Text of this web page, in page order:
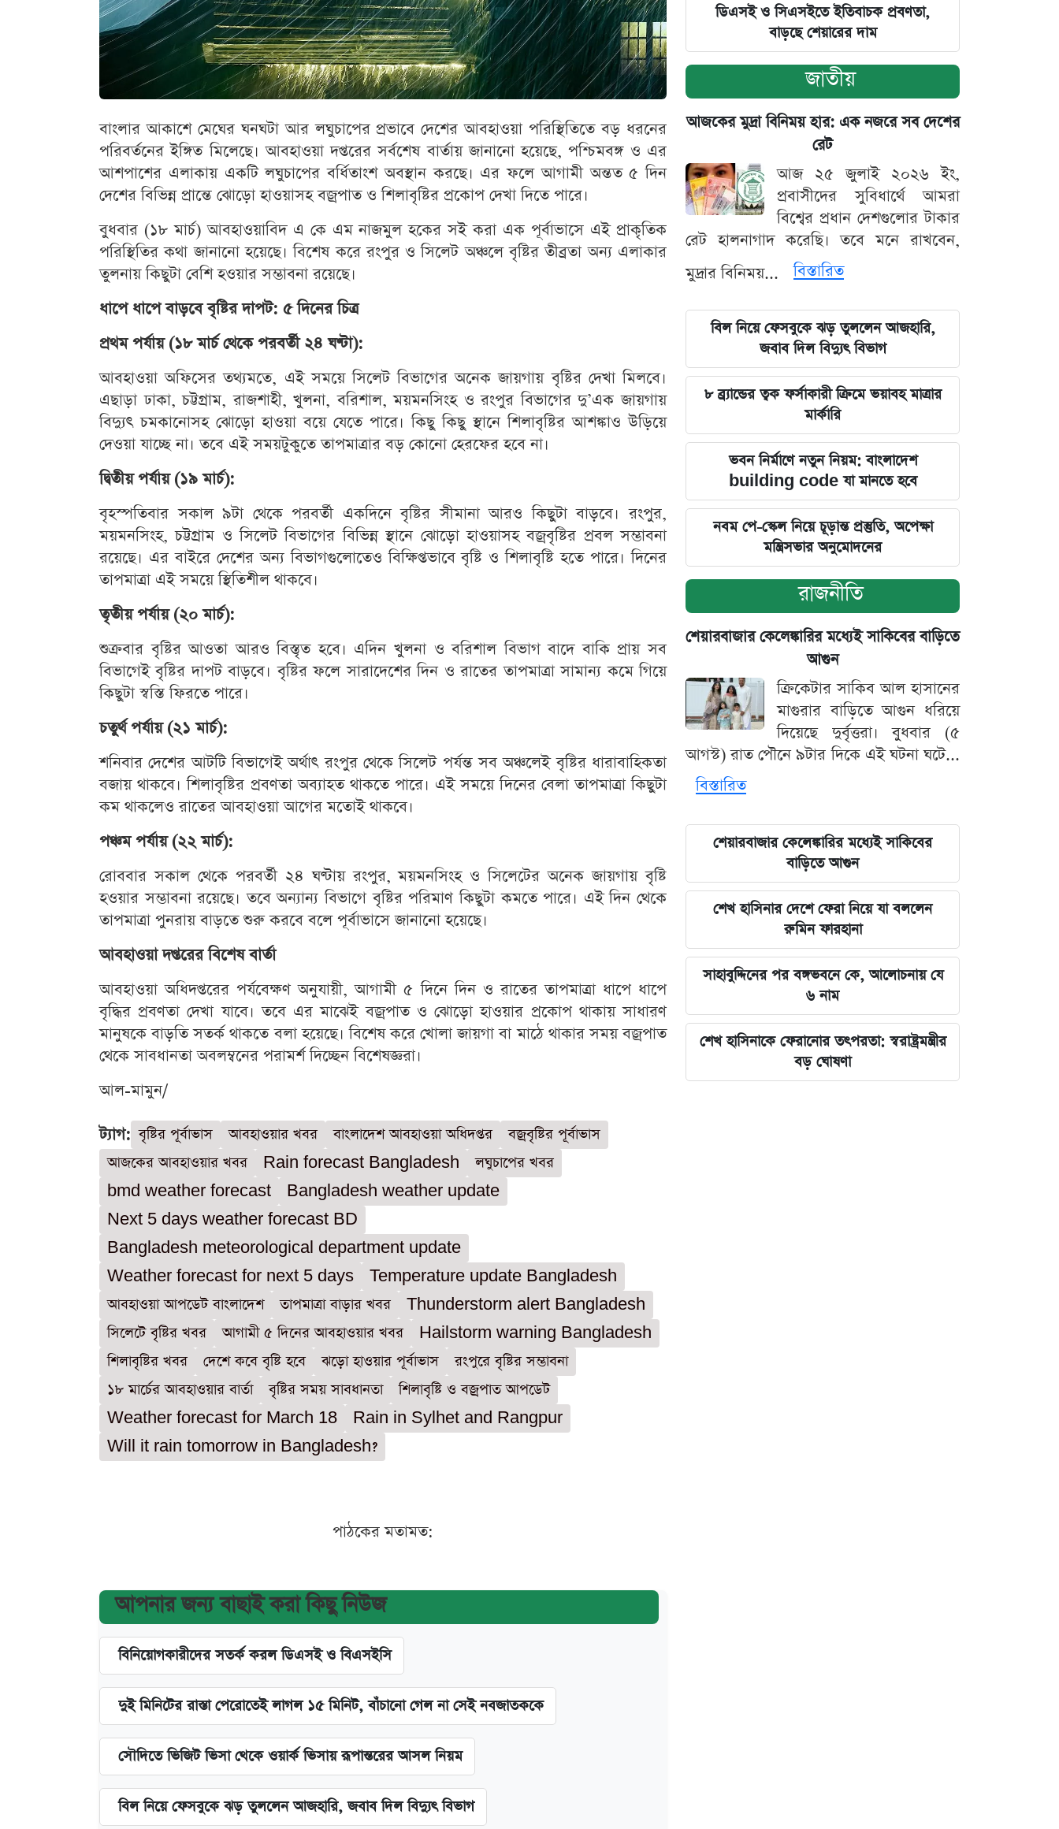
বাংলার আকাশে মেঘের ঘনঘটা আর লঘুচাপের প্রভাবে দেশের আবহাওয়া পরিস্থিতিতে বড় ধরনের
পরিবর্তনের ইঙ্গিত মিলেছে। আবহাওয়া দপ্তরের সর্বশেষ বার্তায় জানানো হয়েছে, পশ্চিমবঙ্গ ও এর
আশপাশের এলাকায় একটি লঘুচাপের বর্ধিতাংশ অবস্থান করছে। এর ফলে আগামী অন্তত ৫ দিন
দেশের বিভিন্ন প্রান্তে ঝোড়ো হাওয়াসহ বজ্রপাত ও শিলাবৃষ্টির প্রকোপ দেখা দিতে পারে।
বুধবার (১৮ মার্চ) আবহাওয়াবিদ এ কে এম নাজমুল হকের সই করা এক পূর্বাভাসে এই প্রাকৃতিক
পরিস্থিতির কথা জানানো হয়েছে। বিশেষ করে রংপুর ও সিলেট অঞ্চলে বৃষ্টির তীব্রতা অন্য এলাকার
তুলনায় কিছুটা বেশি হওয়ার সম্ভাবনা রয়েছে।
ধাপে ধাপে বাড়বে বৃষ্টির দাপট: ৫ দিনের চিত্র
প্রথম পর্যায় (১৮ মার্চ থেকে পরবর্তী ২৪ ঘণ্টা):
আবহাওয়া অফিসের তথ্যমতে, এই সময়ে সিলেট বিভাগের অনেক জায়গায় বৃষ্টির দেখা মিলবে।
এছাড়া ঢাকা, চট্টগ্রাম, রাজশাহী, খুলনা, বরিশাল, ময়মনসিংহ ও রংপুর বিভাগের দু’এক জায়গায়
বিদ্যুৎ চমকানোসহ ঝোড়ো হাওয়া বয়ে যেতে পারে। কিছু কিছু স্থানে শিলাবৃষ্টির আশঙ্কাও উড়িয়ে
দেওয়া যাচ্ছে না। তবে এই সময়টুকুতে তাপমাত্রার বড় কোনো হেরফের হবে না।
দ্বিতীয় পর্যায় (১৯ মার্চ):
বৃহস্পতিবার সকাল ৯টা থেকে পরবর্তী একদিনে বৃষ্টির সীমানা আরও কিছুটা বাড়বে। রংপুর,
ময়মনসিংহ, চট্টগ্রাম ও সিলেট বিভাগের বিভিন্ন স্থানে ঝোড়ো হাওয়াসহ বজ্রবৃষ্টির প্রবল সম্ভাবনা
রয়েছে। এর বাইরে দেশের অন্য বিভাগগুলোতেও বিক্ষিপ্তভাবে বৃষ্টি ও শিলাবৃষ্টি হতে পারে। দিনের
তাপমাত্রা এই সময়ে স্থিতিশীল থাকবে।
তৃতীয় পর্যায় (২০ মার্চ):
শুক্রবার বৃষ্টির আওতা আরও বিস্তৃত হবে। এদিন খুলনা ও বরিশাল বিভাগ বাদে বাকি প্রায় সব
বিভাগেই বৃষ্টির দাপট বাড়বে। বৃষ্টির ফলে সারাদেশের দিন ও রাতের তাপমাত্রা সামান্য কমে গিয়ে
কিছুটা স্বস্তি ফিরতে পারে।
চতুর্থ পর্যায় (২১ মার্চ):
শনিবার দেশের আটটি বিভাগেই অর্থাৎ রংপুর থেকে সিলেট পর্যন্ত সব অঞ্চলেই বৃষ্টির ধারাবাহিকতা
বজায় থাকবে। শিলাবৃষ্টির প্রবণতা অব্যাহত থাকতে পারে। এই সময়ে দিনের বেলা তাপমাত্রা কিছুটা
কম থাকলেও রাতের আবহাওয়া আগের মতোই থাকবে।
পঞ্চম পর্যায় (২২ মার্চ):
রোববার সকাল থেকে পরবর্তী ২৪ ঘণ্টায় রংপুর, ময়মনসিংহ ও সিলেটের অনেক জায়গায় বৃষ্টি
হওয়ার সম্ভাবনা রয়েছে। তবে অন্যান্য বিভাগে বৃষ্টির পরিমাণ কিছুটা কমতে পারে। এই দিন থেকে
তাপমাত্রা পুনরায় বাড়তে শুরু করবে বলে পূর্বাভাসে জানানো হয়েছে।
আবহাওয়া দপ্তরের বিশেষ বার্তা
আবহাওয়া অধিদপ্তরের পর্যবেক্ষণ অনুযায়ী, আগামী ৫ দিনে দিন ও রাতের তাপমাত্রা ধাপে ধাপে
বৃদ্ধির প্রবণতা দেখা যাবে। তবে এর মাঝেই বজ্রপাত ও ঝোড়ো হাওয়ার প্রকোপ থাকায় সাধারণ
মানুষকে বাড়তি সতর্ক থাকতে বলা হয়েছে। বিশেষ করে খোলা জায়গা বা মাঠে থাকার সময় বজ্রপাত
থেকে সাবধানতা অবলম্বনের পরামর্শ দিচ্ছেন বিশেষজ্ঞরা।
আল-মামুন/
ট্যাগ: বৃষ্টির পূর্বাভাস আবহাওয়ার খবর বাংলাদেশ আবহাওয়া অধিদপ্তর
বজ্রবৃষ্টির পূর্বাভাস
আজকের আবহাওয়ার খবর
Rain forecast Bangladesh
লঘুচাপের খবর
bmd weather forecast
Bangladesh weather update
Next 5 days weather forecast BD
Bangladesh meteorological department update
Weather forecast for next 5 days
Temperature update Bangladesh
আবহাওয়া আপডেট বাংলাদেশ
তাপমাত্রা বাড়ার খবর
Thunderstorm alert Bangladesh
সিলেটে বৃষ্টির খবর
আগামী ৫ দিনের আবহাওয়ার খবর
Hailstorm warning Bangladesh
শিলাবৃষ্টির খবর
দেশে কবে বৃষ্টি হবে ঝড়ো হাওয়ার পূর্বাভাস
রংপুরে বৃষ্টির সম্ভাবনা
১৮ মার্চের আবহাওয়ার বার্তা
বৃষ্টির সময় সাবধানতা
শিলাবৃষ্টি ও বজ্রপাত আপডেট
Weather forecast for March 18
Rain in Sylhet and Rangpur
Will it rain tomorrow in Bangladesh?
পাঠকের মতামত:
আপনার জন্য বাছাই করা কিছু নিউজ
বিনিয়োগকারীদের সতর্ক করল ডিএসই ও বিএসইসি
দুই মিনিটের রাস্তা পেরোতেই লাগল ১৫ মিনিট, বাঁচানো গেল না সেই নবজাতককে
সৌদিতে ভিজিট ভিসা থেকে ওয়ার্ক ভিসায় রূপান্তরের আসল নিয়ম
বিল নিয়ে ফেসবুকে ঝড় তুললেন আজহারি, জবাব দিল বিদ্যুৎ বিভাগ
ডিএসই ও সিএসইতে ইতিবাচক প্রবণতা,
বাড়ছে শেয়ারের দাম
জাতীয়
আজকের মুদ্রা বিনিময় হার: এক নজরে সব দেশের
রেট
আজ ২৫ জুলাই ২০২৬ ইং,
প্রবাসীদের সুবিধার্থে আমরা
বিশ্বের প্রধান দেশগুলোর টাকার
রেট হালনাগাদ করেছি। তবে মনে রাখবেন,
মুদ্রার বিনিময়...
বিস্তারিত
বিল নিয়ে ফেসবুকে ঝড় তুললেন আজহারি,
জবাব দিল বিদ্যুৎ বিভাগ
৮ ব্র্যান্ডের ত্বক ফর্সাকারী ক্রিমে ভয়াবহ মাত্রার
মার্কারি
ভবন নির্মাণে নতুন নিয়ম: বাংলাদেশ
building code যা মানতে হবে
নবম পে-স্কেল নিয়ে চূড়ান্ত প্রস্তুতি, অপেক্ষা
মন্ত্রিসভার অনুমোদনের
রাজনীতি
শেয়ারবাজার কেলেঙ্কারির মধ্যেই সাকিবের বাড়িতে
আগুন
ক্রিকেটার সাকিব আল হাসানের
মাগুরার বাড়িতে আগুন ধরিয়ে
দিয়েছে দুর্বৃত্তরা। বুধবার (৫
আগস্ট) রাত পৌনে ৯টার দিকে এই ঘটনা ঘটে...
বিস্তারিত
শেয়ারবাজার কেলেঙ্কারির মধ্যেই সাকিবের
বাড়িতে আগুন
শেখ হাসিনার দেশে ফেরা নিয়ে যা বললেন
রুমিন ফারহানা
সাহাবুদ্দিনের পর বঙ্গভবনে কে, আলোচনায় যে
৬ নাম
শেখ হাসিনাকে ফেরানোর তৎপরতা: স্বরাষ্ট্রমন্ত্রীর
বড় ঘোষণা